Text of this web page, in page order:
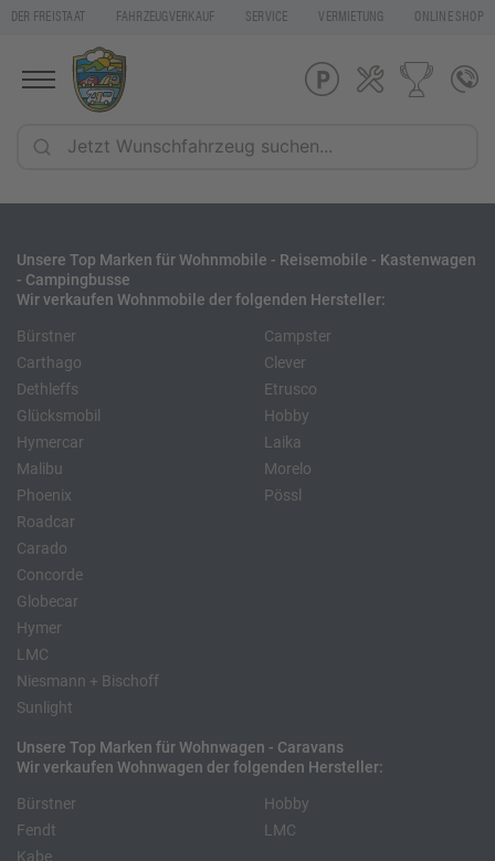
DER FREISTAAT FAHRZEUGVERKAUF SERVICE VERMIETUNG ONLINE SHOP
Unsere Top Marken für Wohnmobile - Reisemobile - Kastenwagen
- Campingbusse
Wir verkaufen Wohnmobile der folgenden Hersteller:
Bürstner
Carthago
Dethleffs
Glücksmobil
Hymercar
Malibu
Phoenix
Roadcar
Campster
Clever
Etrusco
Hobby
Laika
Morelo
Pössl
Carado
Concorde
Globecar
Hymer
LMC
Niesmann + Bischoff
Sunlight
Unsere Top Marken für Wohnwagen - Caravans
Wir verkaufen Wohnwagen der folgenden Hersteller:
Bürstner
Fendt
Kabe
Hobby
LMC